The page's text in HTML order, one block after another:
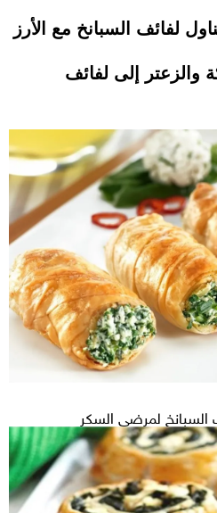
لفائف السبانخ مع الأرز
والزعتر إلى لفائف
لمرضى السكر